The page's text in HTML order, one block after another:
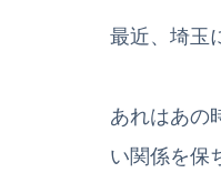
最近、埼玉
あれはあの
い関係を保